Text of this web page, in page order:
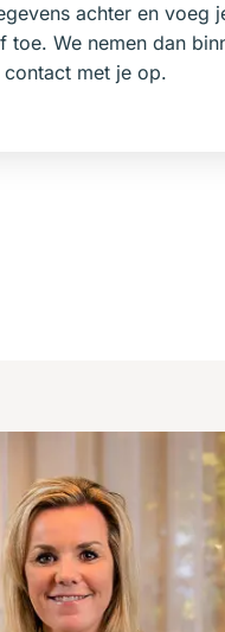
achter en voeg
toe. We nemen dan
contact met je op.